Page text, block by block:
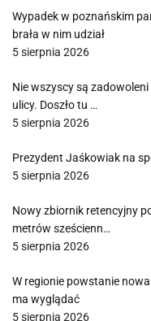
Wypadek w poznańskim
brała w nim udział
5 sierpnia 2026
Nie wszyscy są
ulicy. Doszło tu …
5 sierpnia 2026
Prezydent Jaśkowiak na
5 sierpnia 2026
Nowy zbiornik retencyjny
metrów sześcienn…
5 sierpnia 2026
W regionie powstanie
ma wyglądać
5 sierpnia 2026